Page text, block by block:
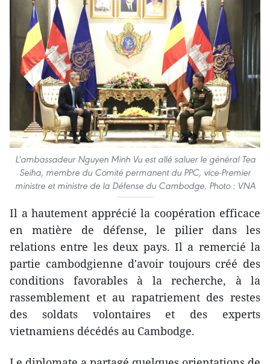
L'ambassadeur Nguyen Minh Vu est allé saluer le général Tea
Seiha, membre du Comité permanent du PPC, vice-Premier
ministre et ministre de la Défense du Cambodge. Photo : VNA
Il a hautement apprécié la coopération efficace
en matière de défense, le pilier dans les
relations entre les deux pays. Il a remercié la
partie cambodgienne d'avoir toujours créé des
conditions favorables à la recherche, à la
rassemblement et au rapatriement des restes
des soldats volontaires et des experts
vietnamiens décédés au Cambodge.